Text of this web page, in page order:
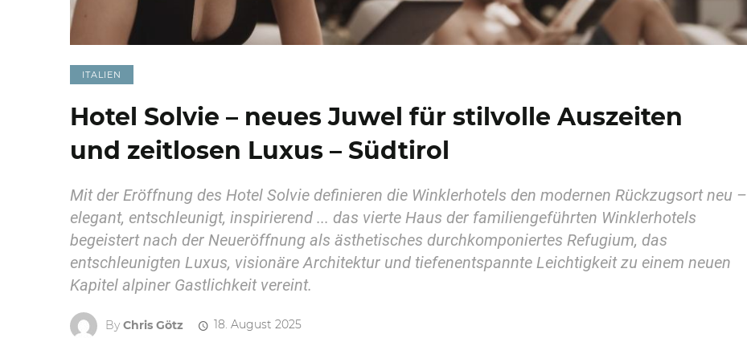
ITALIEN
Hotel Solvie – neues Juwel für stilvolle Auszeiten
und zeitlosen Luxus – Südtirol
Mit der Eröffnung des Hotel Solvie definieren die Winklerhotels den modernen Rückzugsort neu –
elegant, entschleunigt, inspirierend ... das vierte Haus der familiengeführten Winklerhotels
begeistert nach der Neueröffnung als ästhetisches durchkomponiertes Refugium, das
entschleunigten Luxus, visionäre Architektur und tiefenentspannte Leichtigkeit zu einem neuen
Kapitel alpiner Gastlichkeit vereint.
By Chris Götz 18. August 2025